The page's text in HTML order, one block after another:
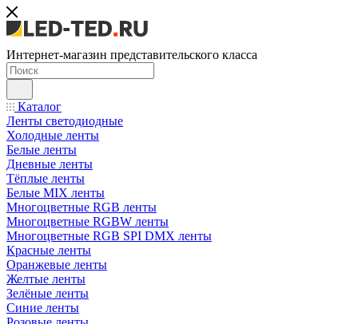
Интернет-магазин представительского класса
Каталог
Ленты светодиодные
Холодные ленты
Белые ленты
Дневные ленты
Тёплые ленты
Белые MIX ленты
Многоцветные RGB ленты
Многоцветные RGBW ленты
Многоцветные RGB SPI DMX ленты
Красные ленты
Оранжевые ленты
Желтые ленты
Зелёные ленты
Синие ленты